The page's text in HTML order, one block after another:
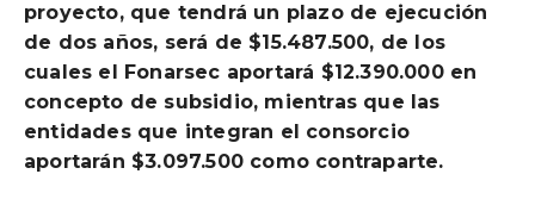
proyecto, que tendrá un plazo de ejecución
de dos años, será de $15.487.500, de los
cuales el Fonarsec aportará $12.390.000 en
concepto de subsidio, mientras que las
entidades que integran el consorcio
aportarán $3.097.500 como contraparte.